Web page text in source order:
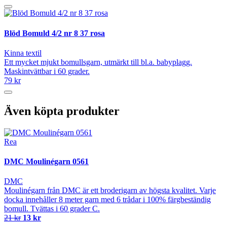
Blöd Bomuld 4/2 nr 8 37 rosa
Kinna textil
Ett mycket mjukt bomullsgarn, utmärkt till bl.a. babyplagg.
Maskintvättbar i 60 grader.
79 kr
Även köpta produkter
Rea
DMC Moulinégarn 0561
DMC
Moulinégarn från DMC är ett broderigarn av högsta kvalitet. Varje
docka innehåller 8 meter garn med 6 trådar i 100% färgbeständig
bomull. Tvättas i 60 grader C.
21 kr 13 kr